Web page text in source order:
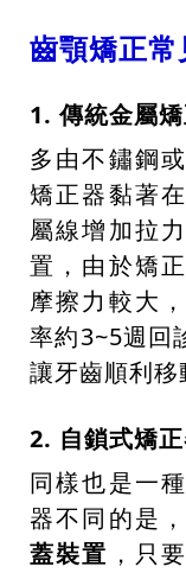
齒顎矯正
1.傳統金屬
多由不鏽鋼
矯正器黏著
屬線增加拉
置，由於矯
摩擦力較大
率約3~5週回
讓牙齒順利移
2. 自鎖式矯
同樣也是一
器不同的是
蓋裝置 ，只